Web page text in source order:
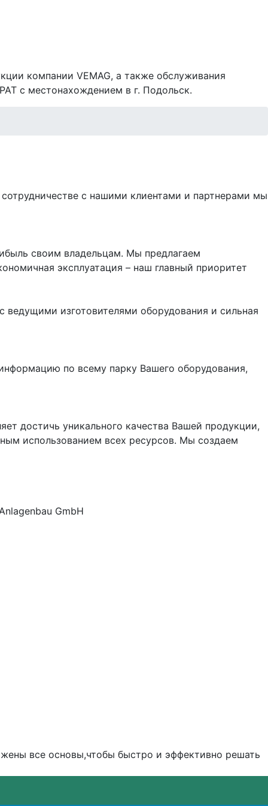
компании VEMAG, а также обслуживания
с местонахождением в г. Подольск.
с нашими клиентами и партнерами мы
своим владельцам. Мы предлагаем
эксплуатация – наш главный приоритет
изготовителями оборудования и сильная
по всему парку Вашего оборудования,
достичь уникального качества Вашей продукции,
использованием всех ресурсов. Мы создаем
GmbH
все основы,чтобы быстро и эффективно решать